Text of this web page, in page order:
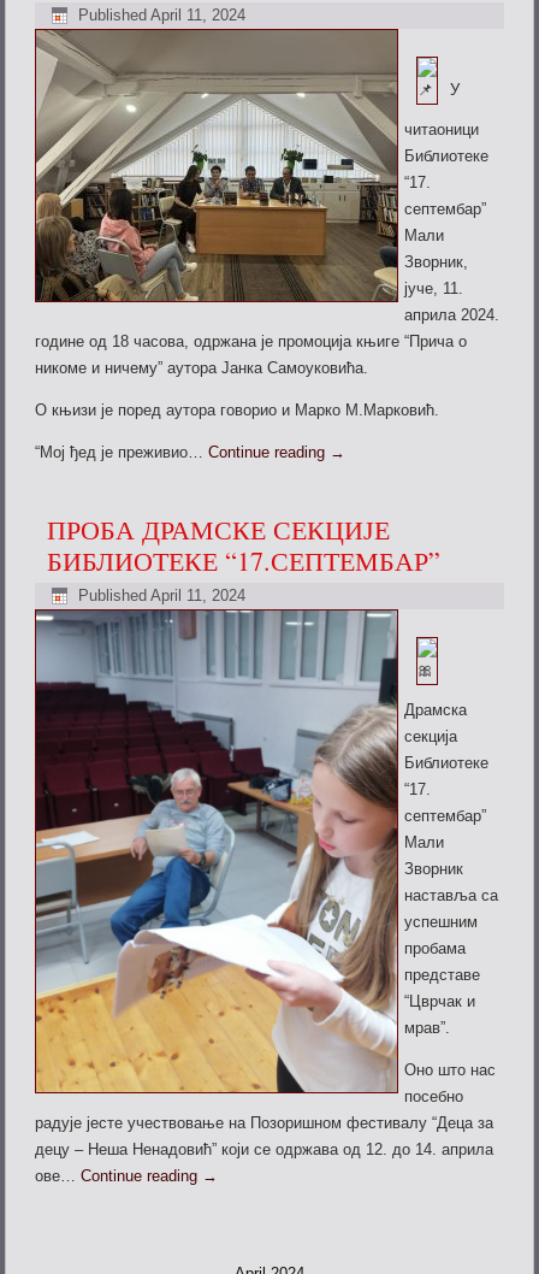
Published April 11, 2024
У
читаоници
Библиотеке
“17.
септембар”
Мали
Зворник,
јуче, 11.
априла 2024.
године од 18 часова, одржана је промоција књиге “Прича о
никоме и ничему” аутора Јанка Самоуковића.
О књизи је поред аутора говорио и Марко М.Марковић.
“Мој ђед је преживио…Continue reading →
ПРОБА ДРАМСКЕ СЕКЦИЈЕ
БИБЛИОТЕКЕ “17.СЕПТЕМБАР”
Published April 11, 2024
Драмска
секција
Библиотеке
“17.
септембар”
Мали
Зворник
наставља са
успешним
пробама
представе
“Цврчак и
мрав”.
Оно што нас
посебно
радује јесте учествовање на Позоришном фестивалу “Деца за
децу – Неша Ненадовић” који се одржава од 12. до 14. априла
ове…Continue reading →